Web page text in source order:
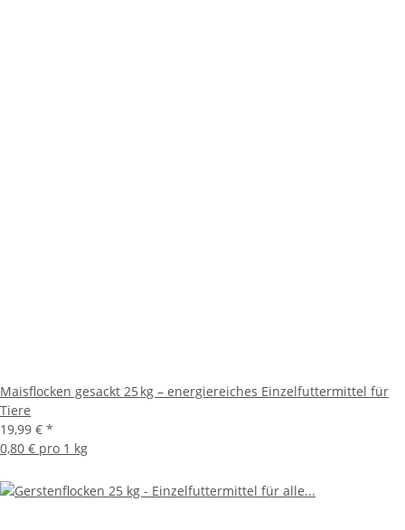
Maisflocken gesackt 25 kg – energiereiches Einzelfuttermittel für
Tiere
19,99 € *
0,80 € pro 1 kg